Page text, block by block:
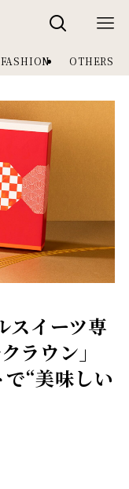
FASHION OTHERS
スイーツ専
ラウン」
“美味しい